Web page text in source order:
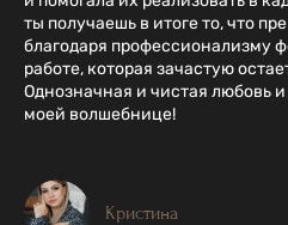
ты получаешь в итоге то, что
благодаря профессионализму
работе, которая зачастую
Однозначная и чистая любовь
моей волшебнице!
Кристина